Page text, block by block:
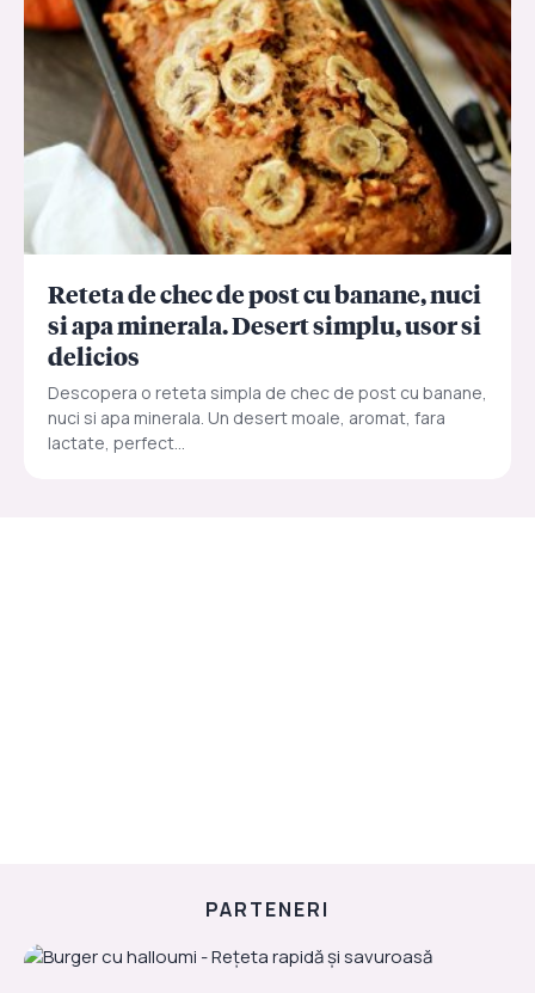
Reteta de chec de post cu banane, nuci
si apa minerala. Desert simplu, usor si
delicios
Descopera o reteta simpla de chec de post cu banane,
nuci si apa minerala. Un desert moale, aromat, fara
lactate, perfect...
PARTENERI